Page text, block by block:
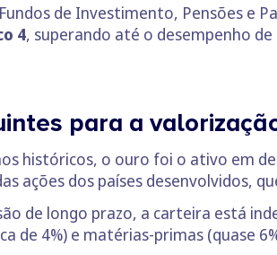
de Investimento, Pensões e
4, superando até o desempenho
para a
históricos, o ouro foi o ativo em
ações dos países desenvolvidos,
de longo prazo, a carteira está
de 4%) e matérias-primas (quase